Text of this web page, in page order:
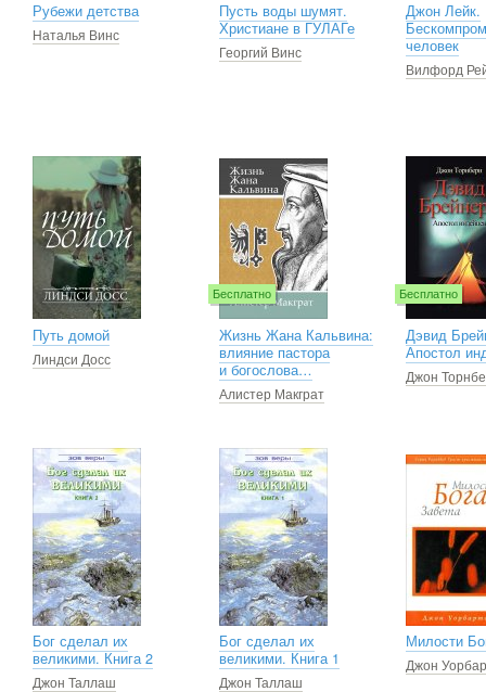
Рубежи детства
Наталья Винс
Пусть воды шумят.
Христиане в ГУЛАГе
Георгий Винс
Джон Лейк.
человек
Вилфорд
Путь домой
Линдси Досс
Бесплатно
Жизнь Жана Кальвина:
влияние пастора
и богослова…
Алистер Макграт
Бесплатно
Дэвид
Апостол
Джон
Бог сделал их
великими. Книга 2
Джон Таллаш
Бог сделал их
великими. Книга 1
Джон Таллаш
Милости
Джон